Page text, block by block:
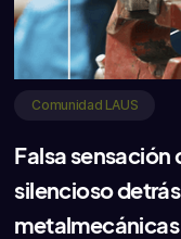
Comunidad LAUS
Falsa sensación
silencioso